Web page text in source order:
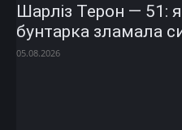
Шарліз Терон — 51:
бунтарка зламала
05.08.2026